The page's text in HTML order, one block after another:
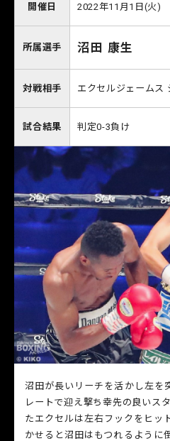
開催日 2022年11月1日(火)
所属選手 沼田 康生
対戦相手 エクセルジェームス
試合結果 判定0-3負け
沼田が長いリーチを活かし左を
レートで迎え撃ち幸先の良いス
たエクセルは左右フックをヒッ
かせると沼田はもつれるように